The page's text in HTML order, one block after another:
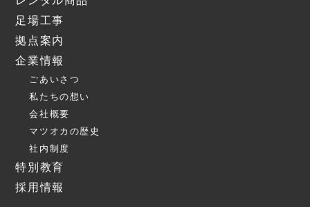
足場工事
拠点案内
企業情報
ごあいさつ
私たちの想い
会社概要
マツオカの歴史
社内制度
特別教育
採用情報